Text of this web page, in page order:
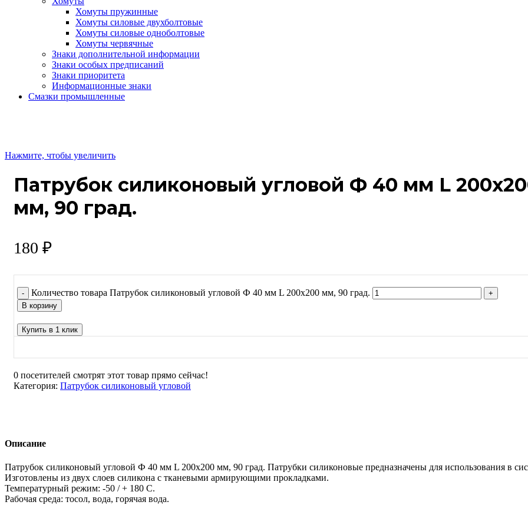
Хомуты пружинные
Хомуты силовые двухболтовые
Хомуты силовые одноболтовые
Хомуты червячные
Знаки дополнительной информации
Знаки особых предписаний
Знаки приоритета
Информационные знаки
Смазки промышленные
Нажмите, чтобы увеличить
Патрубок силиконовый угловой Ф 40 мм L
мм, 90 град.
180 ₽
Количество товара Патрубок силиконовый угловой Ф 40 мм L 200х200 мм, 90 град.
В корзину
Купить в 1 клик
0 посетителей смотрят этот товар прямо сейчас!
Категория: Патрубок силиконовый угловой
Описание
Патрубок силиконовый угловой Ф 40 мм L 200х200 мм, 90 град. Патрубки силиконовые предназначены для использования в
Изготовлены из двух слоев силикона с тканевыми армирующими прокладками.
Температурный режим: -50 / + 180 С.
Рабочая среда: тосол, вода, горячая вода.